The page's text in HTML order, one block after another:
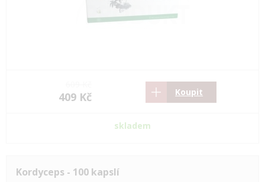
409 Kč Koupit
skladem
Kordyceps - 100 kapslí